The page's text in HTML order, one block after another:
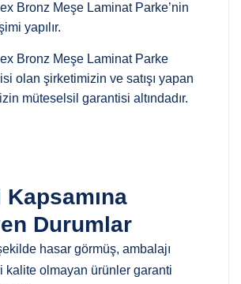
Bronz Meşe Laminat Parke’nin
yapılır.
Bronz Meşe Laminat Parke
olan şirketimizin ve satışı yapan
müteselsil garantisi altındadır.
Durumlar
hasar görmüş, ambalajı
kalite olmayan ürünler garanti